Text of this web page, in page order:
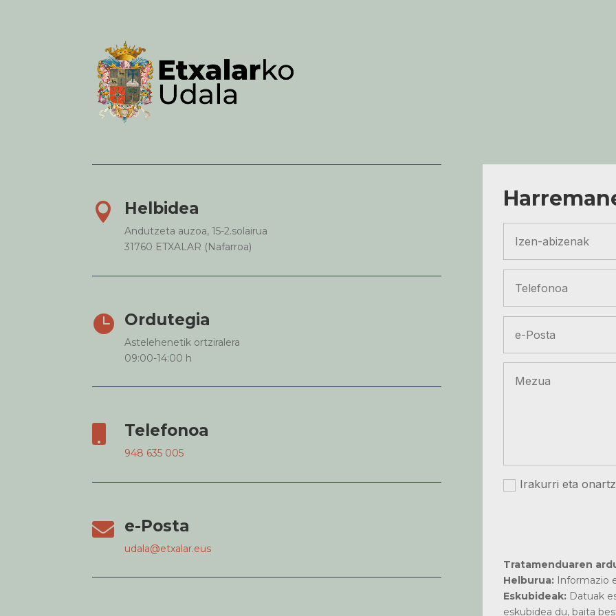
 Helbidea
Andutzeta auzoa, 15-2.solairua
31760 ETXALAR (Nafarroa)
 Ordutegia
Astelehenetik ortziralera
09:00-14:00 h
Telefonoa
948 635 005
 e-Posta
udala@etxalar.eus
Irakurri eta
Tratamenduaren
Helburua:Informazio
Eskubideak:Datuak
eskubidea du, baita